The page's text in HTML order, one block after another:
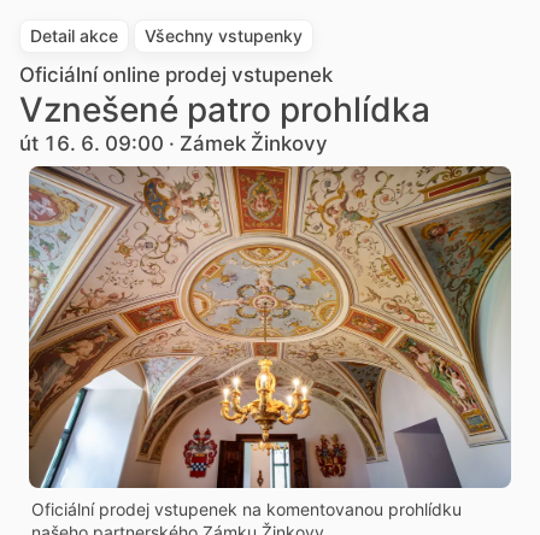
Detail akce Všechny vstupenky
Oficiální online prodej vstupenek
Vznešené patro prohlídka
út 16. 6. 09:00 · Zámek Žinkovy
Oficiální prodej vstupenek na komentovanou prohlídku